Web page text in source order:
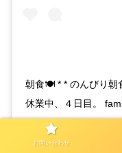
朝食🍽 * * のんびり朝
休業中、４日目。
す✨✨ * *
パン🍞を 使用しての
お問い合わせ